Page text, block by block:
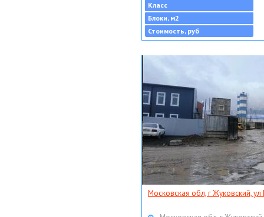
Класс
Блоки, м2
Стоимость, руб
Московская обл, г Жуковский,